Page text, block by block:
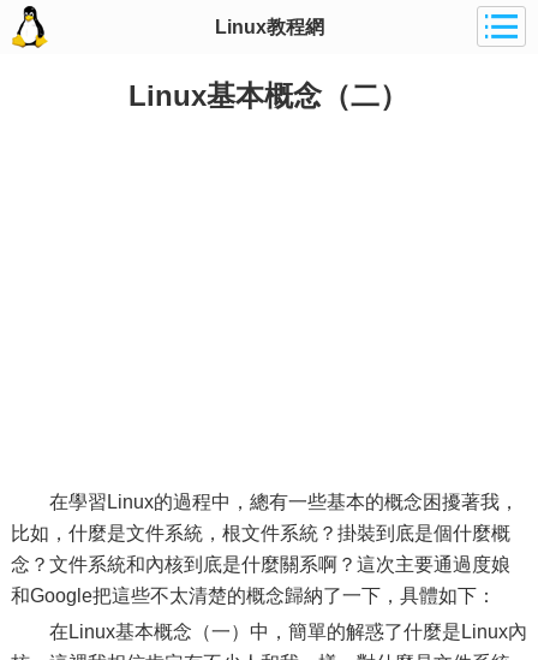
Linux教程網
Linux基本概念（二）
在學習Linux的過程中，總有一些基本的概念困擾著我，
比如，什麼是文件系統，根文件系統？掛裝到底是個什麼概
念？文件系統和內核到底是什麼關系啊？這次主要通過度娘
和Google把這些不太清楚的概念歸納了一下，具體如下：
在Linux基本概念（一）中，簡單的解惑了什麼是Linux內